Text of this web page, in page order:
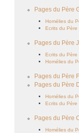
Pages du Père
Homélies du
Ecrits du Père
Pages du Père
Ecrits du
Homélies du
Pages du Père
Pages du Père
Homélies du
Ecrits du Père
Pages du Père
Homélies du